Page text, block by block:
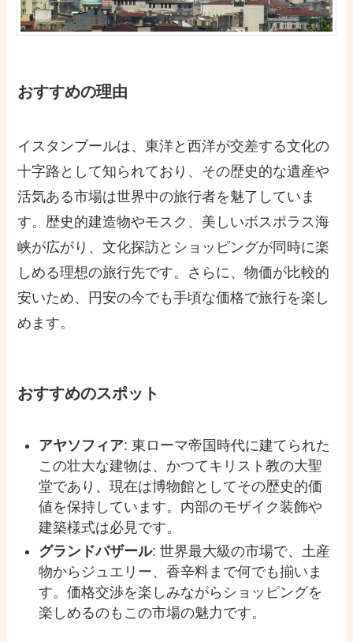
おすすめの理由
イスタンブールは、東洋と西洋が交差する文化の
十字路として知られており、その歴史的な遺産や
活気ある市場は世界中の旅行者を魅了していま
す。歴史的建造物やモスク、美しいボスポラス海
峡が広がり、文化探訪とショッピングが同時に楽
しめる理想の旅行先です。さらに、物価が比較的
安いため、円安の今でも手頃な価格で旅行を楽し
めます。
おすすめのスポット
アヤソフィア: 東ローマ帝国時代に建てられた
この壮大な建物は、かつてキリスト教の大聖
堂であり、現在は博物館としてその歴史的価
値を保持しています。内部のモザイク装飾や
建築様式は必見です。
グランドバザール: 世界最大級の市場で、土産
物からジュエリー、香辛料まで何でも揃いま
す。価格交渉を楽しみながらショッピングを
楽しめるのもこの市場の魅力です。